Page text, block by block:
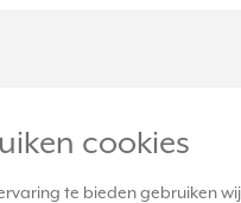
cookies
te bieden gebruiken